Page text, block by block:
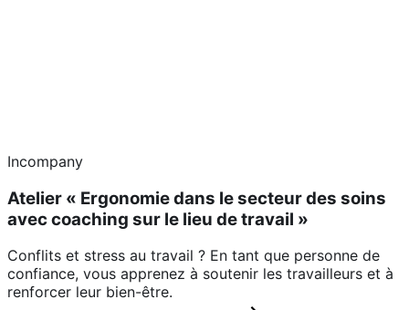
Incompany
Atelier « Ergonomie dans le secteur des soins
avec coaching sur le lieu de travail »
Conflits et stress au travail ? En tant que personne de
confiance, vous apprenez à soutenir les travailleurs et à
renforcer leur bien-être.